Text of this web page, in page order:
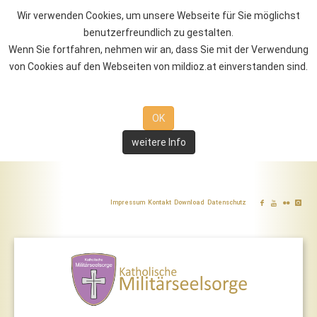
Wir verwenden Cookies, um unsere Webseite für Sie möglichst
benutzerfreundlich zu gestalten.
Wenn Sie fortfahren, nehmen wir an, dass Sie mit der Verwendung
von Cookies auf den Webseiten von mildioz.at einverstanden sind.
OK
weitere Info
Impressum Kontakt Download Datenschutz